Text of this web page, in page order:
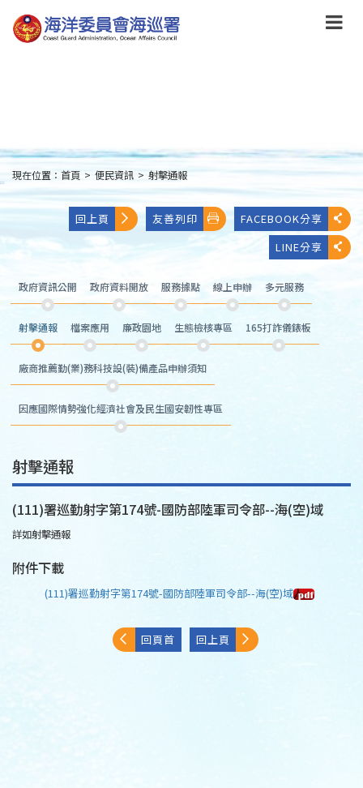
到
主
:::
現在位置： 首頁 > 便民資訊 > 射擊通報
回上頁 友善列印
FACEBOOK分享
LINE分享
政府資訊公開 政府資料開放 服務據點 線上申辦 多元服務
射擊通報 檔案應用 廉政園地 生態檢核專區 165打詐儀錶板
廠商推薦勤(業)務科技設(裝)備產品申辦須知
因應國際情勢強化經濟社會及民生國安韌性專區
射擊通報
(111)署巡勤射字第174號-國防部陸軍司令部--海(空)域
詳如射擊通報
附件下載
(111)署巡勤射字第174號-國防部陸軍司令部--海(空)域
回頁首 回上頁